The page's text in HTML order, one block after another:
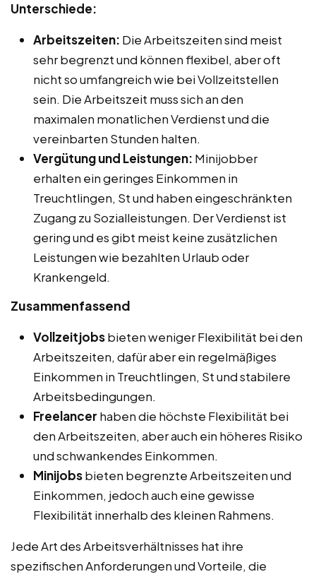
Unterschiede:
Arbeitszeiten: Die Arbeitszeiten sind meist
sehr begrenzt und können flexibel, aber oft
nicht so umfangreich wie bei Vollzeitstellen
sein. Die Arbeitszeit muss sich an den
maximalen monatlichen Verdienst und die
vereinbarten Stunden halten.
Vergütung und Leistungen: Minijobber
erhalten ein geringes Einkommen in
Treuchtlingen, St und haben eingeschränkten
Zugang zu Sozialleistungen. Der Verdienst ist
gering und es gibt meist keine zusätzlichen
Leistungen wie bezahlten Urlaub oder
Krankengeld.
Zusammenfassend
Vollzeitjobsbieten weniger Flexibilität bei den
Arbeitszeiten, dafür aber ein regelmäßiges
Einkommen in Treuchtlingen, St und stabilere
Arbeitsbedingungen.
Freelancer haben die höchste Flexibilität bei
den Arbeitszeiten, aber auch ein höheres Risiko
und schwankendes Einkommen.
Minijobsbieten begrenzte Arbeitszeiten und
Einkommen, jedoch auch eine gewisse
Flexibilität innerhalb des kleinen Rahmens.
Jede Art des Arbeitsverhältnisses hat ihre
spezifischen Anforderungen und Vorteile, die